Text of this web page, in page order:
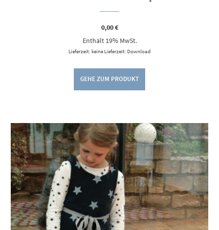
0,00€
Enthält 19% MwSt.
Lieferzeit: keine Lieferzeit: Download
GEHE ZUM PRODUKT